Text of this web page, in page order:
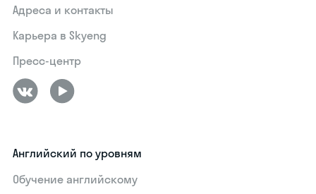
Адреса и контакты
Карьера в Skyeng
Пресс-центр
Английский по уровням
Обучение английскому